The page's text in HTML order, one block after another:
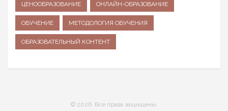
ЦЕНООБРАЗОВАНИЕ ОНЛАЙН-ОБРАЗОВАНИЕ
ОБУЧЕНИЕ МЕТОДОЛОГИЯ ОБУЧЕНИЯ
ОБРАЗОВАТЕЛЬНЫЙ КОНТЕНТ
© 2026. Все права защищены.